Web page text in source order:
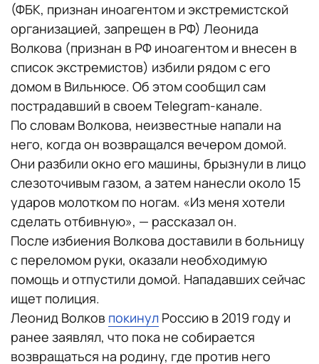
(ФБК, признан иноагентом и экстремистской
организацией, запрещен в РФ) Леонида
Волкова (признан в РФ иноагентом и внесен в
список экстремистов) избили рядом с его
домом в Вильнюсе. Об этом сообщил сам
пострадавший в своем Telegram-канале.
По словам Волкова, неизвестные напали на
него, когда он возвращался вечером домой.
Они разбили окно его машины, брызнули в лицо
слезоточивым газом, а затем нанесли около 15
ударов молотком по ногам. «Из меня хотели
сделать отбивную», — рассказал он.
После избиения Волкова доставили в больницу
с переломом руки, оказали необходимую
помощь и отпустили домой. Нападавших сейчас
ищет полиция.
Леонид Волков покинул Россию в 2019 году и
ранее заявлял, что пока не собирается
возвращаться на родину, где против него